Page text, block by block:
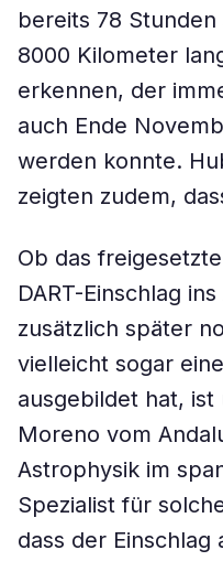
bereits 78
8000 Kilometer
erkennen, der
auch Ende
werden konnte.
zeigten zudem,
Ob das
DART-Einschlag
zusätzlich später
vielleicht sogar
ausgebildet hat, ist
Moreno vom
Astrophysik im
Spezialist für
dass der Einschlag